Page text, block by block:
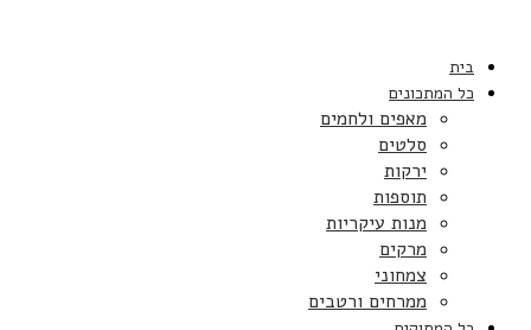
בית
כל המתכונים
מאפים ולחמים
סלטים
ירקות
תוספות
מנות עיקריות
מרקים
צמחוני
ממרחים ורטבים